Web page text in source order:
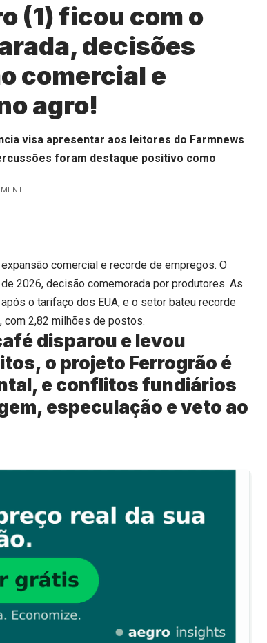
(1) ficou com o
decisões
comercial e
agro!
visa apresentar aos leitores do Farmnews
foram destaque positivo como
-
comercial e recorde de empregos. O
2026, decisão comemorada por produtores. As
o tarifaço dos EUA, e o setor bateu recorde
2,82 milhões de postos.
disparou e levou
o projeto Ferrogrão é
e conflitos fundiários
especulação e veto ao